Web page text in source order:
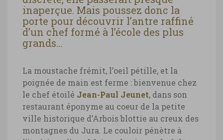
inaperçue. Mais poussez donc la
porte pour découvrir l’antre raffiné
d’un chef formé à l’école des plus
grands…
La moustache frémit, l’oeil pétille, et la
poignée de main est ferme : bienvenue chez
le chef étoilé Jean-Paul Jeunet, dans son
restaurant éponyme au coeur de la petite
ville historique d’Arbois blottie au creux des
montagnes du Jura. Le couloir pénètre à